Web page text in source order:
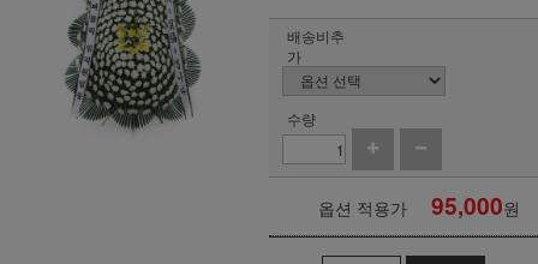
배송비추
가
수량
옵션 적용가 95,000원